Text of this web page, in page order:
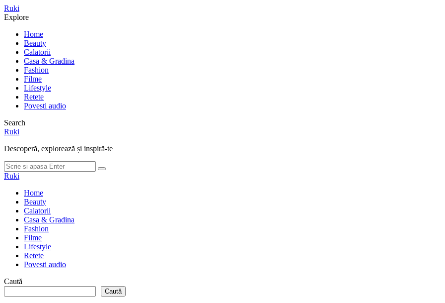
Meniu
Ruki
Cauta
Explore
Home
Beauty
Calatorii
Casa & Gradina
Fashion
Filme
Lifestyle
Retete
Povesti audio
Search
Ruki
Descoperă, explorează și inspiră-te
Cauta
dupa:
Cauta
Ruki
Home
Beauty
Calatorii
Casa & Gradina
Fashion
Filme
Lifestyle
Retete
Povesti audio
Caută
Caută